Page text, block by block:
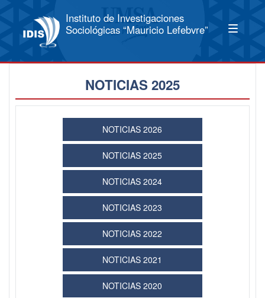
Instituto de Investigaciones
Sociológicas “Mauricio Lefebvre”
NOTICIAS 2025
NOTICIAS 2026
NOTICIAS 2025
NOTICIAS 2024
NOTICIAS 2023
NOTICIAS 2022
NOTICIAS 2021
NOTICIAS 2020